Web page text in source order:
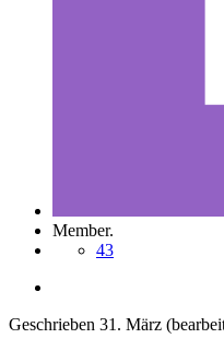
Member.
43
Geschrieben 31. März